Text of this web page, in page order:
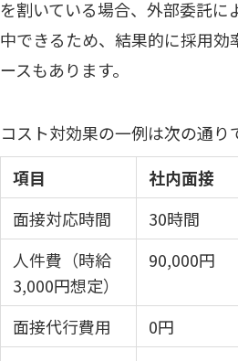
を割いている場合、外部委託に
中できるため、結果的に採用効
ースもあります。
コスト対効果の一例は次の通り
項目
社内面接
面接対応時間
30時間
人件費（時給
3,000円想定）
90,000円
面接代行費用 0円